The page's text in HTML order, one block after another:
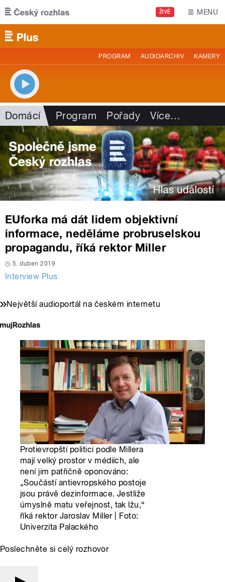
Přejít k hlavnímu obsahu
ŽIVĚ MENU
PROGRAM AUDIOARCHIV KAMERY
Domácí Program Pořady Více…
EUforka má dát lidem objektivní
informace, neděláme probruselskou
propagandu, říká rektor Miller
5. duben 2019
Interview Plus
Největší audioportál na českém internetu
Protievropští politici podle Millera
mají velký prostor v médiích, ale
není jim patřičně oponováno:
„Součástí antievropského postoje
jsou právě dezinformace. Jestliže
úmyslně matu veřejnost, tak lžu,“
říká rektor Jaroslav Miller | Foto:
Univerzita Palackého
Poslechněte si celý rozhovor